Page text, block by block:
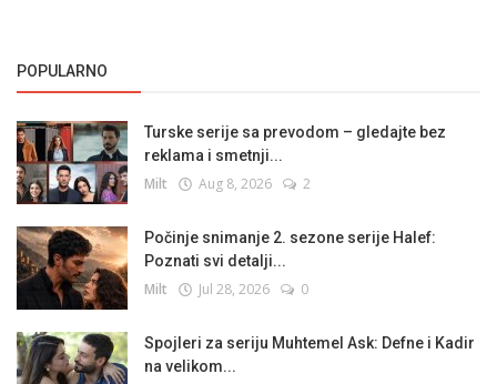
POPULARNO
Turske serije sa prevodom – gledajte bez
reklama i smetnji...
Milt Aug 8, 2026 2
Počinje snimanje 2. sezone serije Halef:
Poznati svi detalji...
Milt Jul 28, 2026 0
Spojleri za seriju Muhtemel Ask: Defne i Kadir
na velikom...